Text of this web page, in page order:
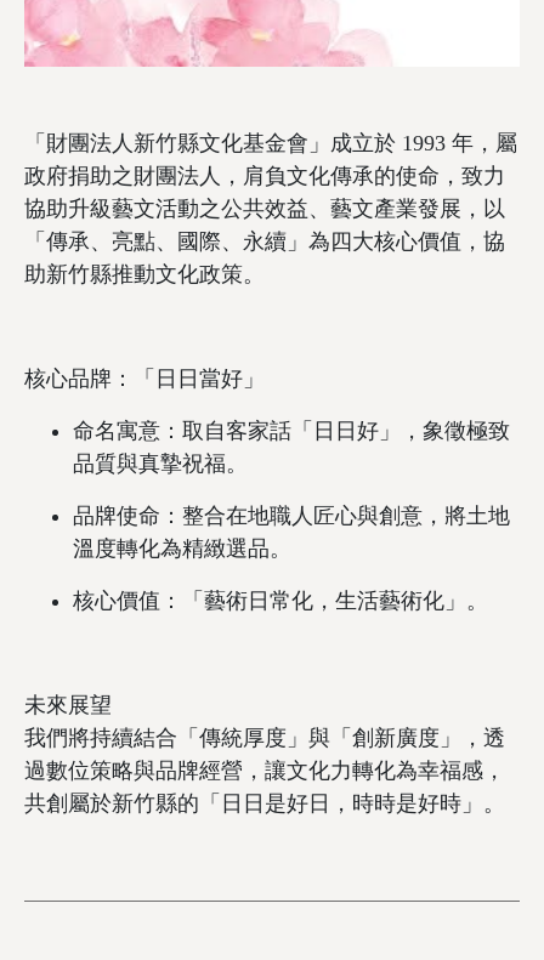
「財團法人新竹縣文化基金會」成立於 1993 年，屬
政府捐助之財團法人，肩負文化傳承的使命，致力
協助升級藝文活動之公共效益、藝文產業發展，以
「傳承、亮點、國際、永續」為四大核心價值，協
助新竹縣推動文化政策。
核心品牌：「日日當好」
命名寓意：取自客家話「日日好」，象徵極致
品質與真摯祝福。
品牌使命：整合在地職人匠心與創意，將土地
溫度轉化為精緻選品。
核心價值：「藝術日常化，生活藝術化」。
未來展望
我們將持續結合「傳統厚度」與「創新廣度」，透
過數位策略與品牌經營，讓文化力轉化為幸福感，
共創屬於新竹縣的「日日是好日，時時是好時」。